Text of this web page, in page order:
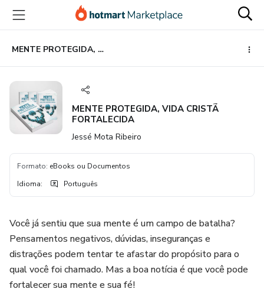
para
conteúdo
principal
para
pagamento
para
rodapé
MENTE PROTEGIDA, VIDA CRISTÃ FORTALECIDA
MENTE PROTEGIDA, VIDA CRISTÃ
FORTALECIDA
Jessé Mota Ribeiro
Formato: eBooks ou Documentos
Idioma: Português
Você já sentiu que sua mente é um campo de batalha?
Pensamentos negativos, dúvidas, inseguranças e
distrações podem tentar te afastar do propósito para o
qual você foi chamado. Mas a boa notícia é que você pode
fortalecer sua mente e sua fé!